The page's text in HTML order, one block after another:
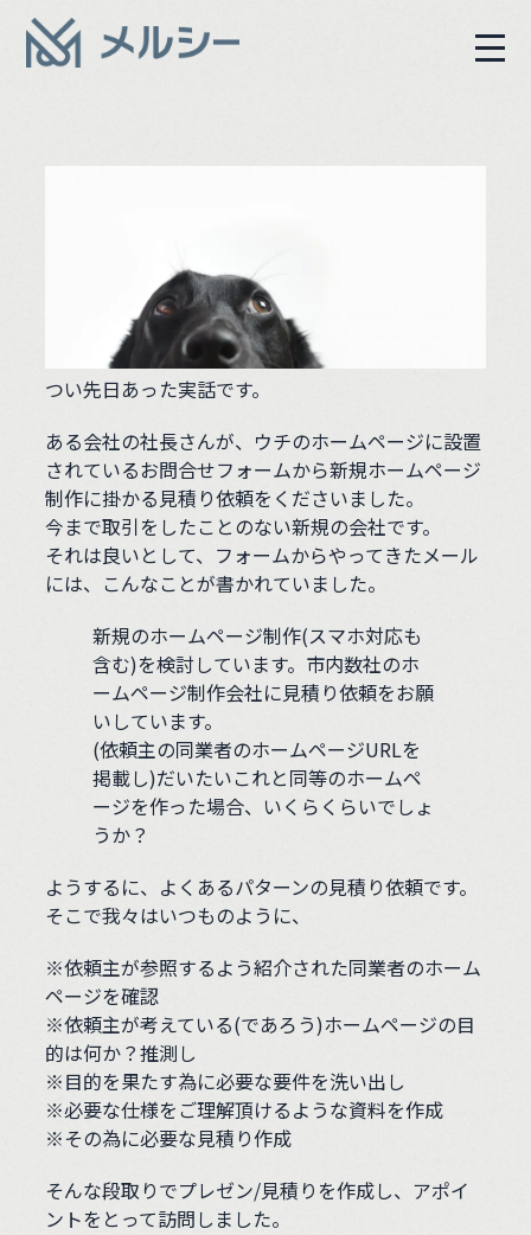
つい先日あった実話です。
ある会社の社長さんが、ウチのホームページに設置
されているお問合せフォームから新規ホームページ
制作に掛かる見積り依頼をくださいました。
今まで取引をしたことのない新規の会社です。
それは良いとして、フォームからやってきたメール
には、こんなことが書かれていました。
新規のホームページ制作(スマホ対応も
含む)を検討しています。市内数社のホ
ームページ制作会社に見積り依頼をお願
いしています。
(依頼主の同業者のホームページURLを
掲載し)だいたいこれと同等のホームペ
ージを作った場合、いくらくらいでしょ
うか？
ようするに、よくあるパターンの見積り依頼です。
そこで我々はいつものように、
※依頼主が参照するよう紹介された同業者のホーム
ページを確認
※依頼主が考えている(であろう)ホームページの目
的は何か？推測し
※目的を果たす為に必要な要件を洗い出し
※必要な仕様をご理解頂けるような資料を作成
※その為に必要な見積り作成
そんな段取りでプレゼン/見積りを作成し、アポイ
ントをとって訪問しました。